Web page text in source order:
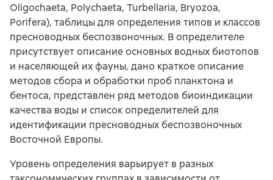
Oligochaeta, Polychaeta, Turbellaria, Bryozoa,
Porifera), таблицы для определения типов и классов
пресноводных беспозвоночных. В определителе
присутствует описание основных водных биотопов
и населяющей их фауны, дано краткое описание
методов сбора и обработки проб планктона и
бентоса, представлен ряд методов биоиндикации
качества воды и список определителей для
идентификации пресноводных беспозвоночных
Восточной Европы.
Уровень определения варьирует в разных